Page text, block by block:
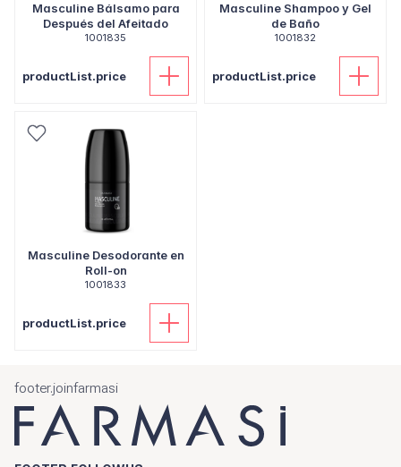
Masculine Bálsamo para
Después del Afeitado
1001835
productList.price
Masculine Shampoo y Gel
de Baño
1001832
productList.price
Masculine Desodorante en
Roll-on
1001833
productList.price
footer.joinfarmasi